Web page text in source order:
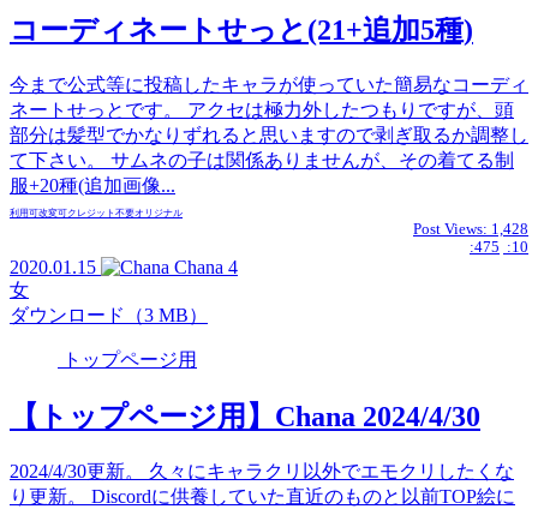
コーディネートせっと(21+追加5種)
今まで公式等に投稿したキャラが使っていた簡易なコーディ
ネートせっとです。 アクセは極力外したつもりですが、頭
部分は髪型でかなりずれると思いますので剥ぎ取るか調整し
て下さい。 サムネの子は関係ありませんが、その着てる制
服+20種(追加画像...
利用可改変可クレジット不要オリジナル
Post Views: 1,428
:475 :10
2020.01.15 Chana 4
女
ダウンロード（3 MB）
トップページ用
【トップページ用】Chana 2024/4/30
2024/4/30更新。 久々にキャラクリ以外でエモクリしたくな
り更新。 Discordに供養していた直近のものと以前TOP絵に